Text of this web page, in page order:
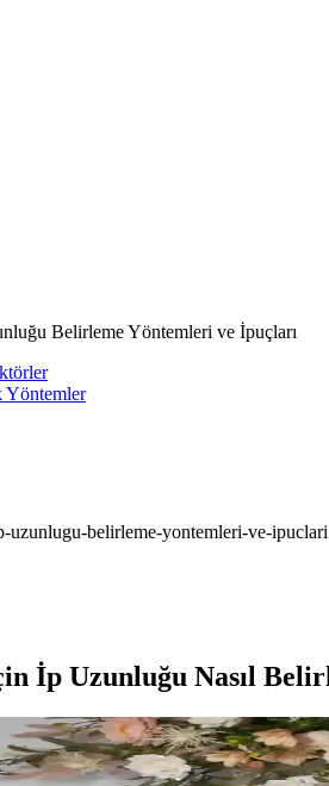
Belirleme Yöntemleri ve İpuçları
Yöntemler
uzunlugu-belirleme-yontemleri-ve-ipuclari
İp Uzunluğu Nasıl